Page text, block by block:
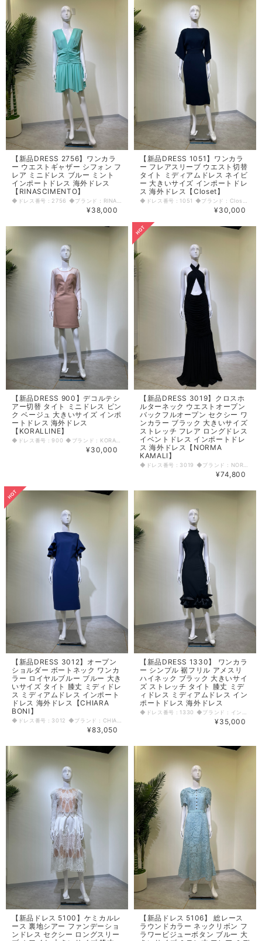
【新品DRESS 2756】ワンカラ
ー ウエストギャザー シフォン フ
レア ミニドレス ブルー ミント
インポートドレス 海外ドレス
【RINASCIMENTO】
¥38,000
【新品DRESS 1051】ワンカラ
ー フレアスリーブ ウエスト切替
タイト ミディアムドレス ネイビ
ー 大きいサイズ インポートドレ
ス 海外ドレス【Closet】
¥30,000
【新品DRESS 900】デコルテシ
アー切替 タイト ミニドレス ピン
ク ベージュ 大きいサイズ インポ
ートドレス 海外ドレス
【KORALLINE】
¥30,000
【新品DRESS 3019】クロスホ
ルターネック ウエストオープン
バックフルオープン セクシー ワ
ンカラー ブラック 大きいサイズ
ストレッチ フレア ロングドレス
イベントドレス インポートドレ
ス 海外ドレス【NORMA
KAMALI】
¥74,800
【新品DRESS 3012】オープン
ショルダー ボートネック ワンカ
ラー ロイヤルブルー ブルー 大き
いサイズ タイト 膝丈 ミディドレ
ス ミディアムドレス インポート
ドレス 海外ドレス【CHIARA
BONI】
◆ドレス番号：3012 ◆ブランド：CHIARA BONI ◆サイズ：L ◆カラー：ブルー ※平置きサイズ寸法 着丈：108cm 肩幅：36cm バスト：44.5cm ウエスト：39cm ヒップ： 47cm アームホール：17.5cm 原産国：イタリア 素材：ポリアミド72％ エラスタン28％ 〈生地感〉 ＝＝＝＝＝＝＝＝＝＝＝＝＝＝＝＝ 伸縮性： あり 厚み： 普通 裏地： なし 透け感： なし ＝＝＝＝＝＝＝＝＝＝＝＝＝＝＝＝ その他 ファスナーなし ◆マネキンサイズ 本体（H） 178cm バスト 78cm ウエスト 59cm ヒップ 87cm
¥83,050
【新品DRESS 1330】 ワンカラ
ー シンプル 裾フリル アメスリ
ハイネック ブラック 大きいサイ
ズ ストレッチ タイト 膝丈 ミデ
ィドレス ミディアムドレス イン
ポートドレス 海外ドレス
◆ドレス番号：1330 ◆ブランド：インポート ◆サイズ：L ◆カラー：ブラック ※平置きサイズ寸法 着丈：105cm バスト：40cm ウエスト：34cm ヒップ： 42cm アームホール：21cm 原産国：中国 素材：ポリエステル95 エラスタン5 〈生地感〉 ＝＝＝＝＝＝＝＝＝＝＝＝＝＝＝＝ 伸縮性： あり 厚み： 普通 裏地： なし 透け感： なし ＝＝＝＝＝＝＝＝＝＝＝＝＝＝＝＝ その他 後中心スリット 背中ファスナー ◆マネキンサイズ 本体（H） 178cm バスト 78cm ウエスト 59cm ヒップ 87cm
¥35,000
【新品ドレス 5100】ケミカルレ
ース 裏地シアー ファンデーショ
ンドレス セクシー ロングスリー
【新品ドレス 5106】 総レース
ラウンドカラー ネックリボン フ
ラワービジューボタン ブルー 大